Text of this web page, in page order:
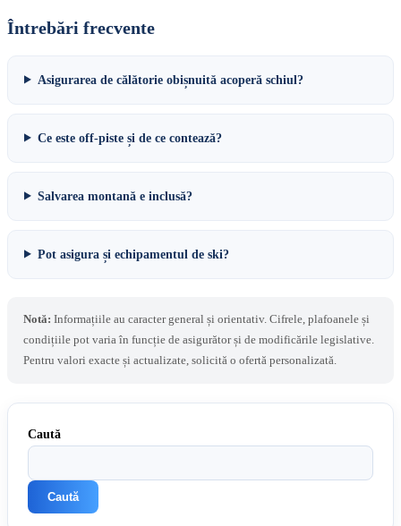
Întrebări frecvente
Asigurarea de călătorie obișnuită acoperă schiul?
Ce este off-piste și de ce contează?
Salvarea montană e inclusă?
Pot asigura și echipamentul de ski?
Notă: Informațiile au caracter general și orientativ. Cifrele, plafoanele și
condițiile pot varia în funcție de asigurător și de modificările legislative.
Pentru valori exacte și actualizate, solicită o ofertă personalizată.
Caută
Caută